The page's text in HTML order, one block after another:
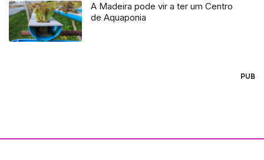
A Madeira pode vir a ter um Centro
de Aquaponia
PUB